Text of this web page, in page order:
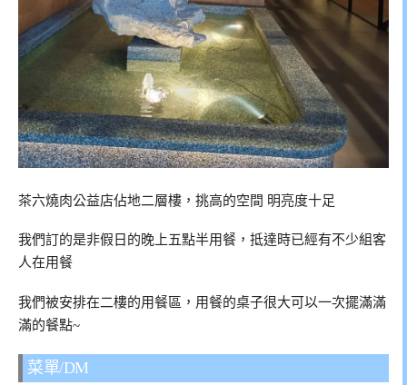
茶六燒肉公益店佔地二層樓，挑高的空間 明亮度十足
我們訂的是非假日的晚上五點半用餐，抵達時已經有不少組客
人在用餐
我們被安排在二樓的用餐區，用餐的桌子很大可以一次擺滿滿
滿的餐點~
菜單/DM